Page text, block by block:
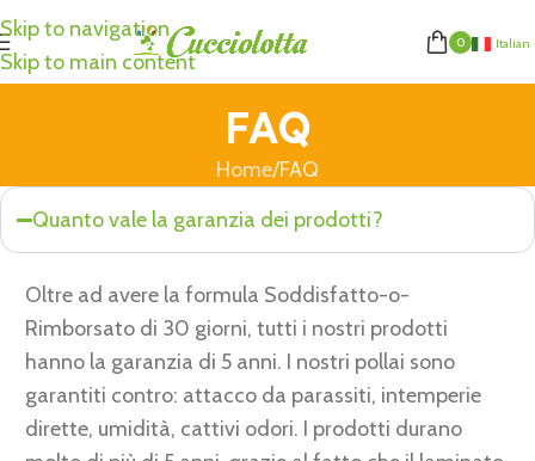
Skip to navigation
Skip to main content
0 Italian
FAQ
Home FAQ
Quanto vale la garanzia dei prodotti?
Oltre ad avere la formula Soddisfatto-o-
Rimborsato di 30 giorni, tutti i nostri prodotti
hanno la garanzia di 5 anni. I nostri pollai sono
garantiti contro: attacco da parassiti, intemperie
dirette, umidità, cattivi odori. I prodotti durano